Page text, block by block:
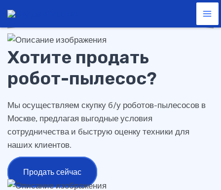
содержимому
робот-пылесос
Хотите продать
робот-пылесос?
Мы осуществляем скупку б/у роботов-пылесосов в
Москве, предлагая выгодные условия
сотрудничества и быструю оценку техники для
наших клиентов.
Продать сейчас